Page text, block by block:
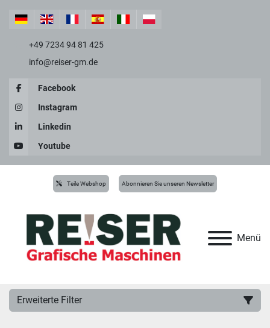
+49 7234 94 81 425
info@reiser-gm.de
Facebook
Instagram
Linkedin
Youtube
Menü
Teile Webshop Abonnieren Sie unseren Newsletter
Erweiterte Filter